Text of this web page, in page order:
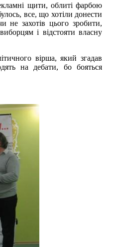
щити, облиті фарбою
все, що хотіли донести
не захотів цього зробити,
і відстояти власну
вірша, який згадав
на дебати, бо бояться